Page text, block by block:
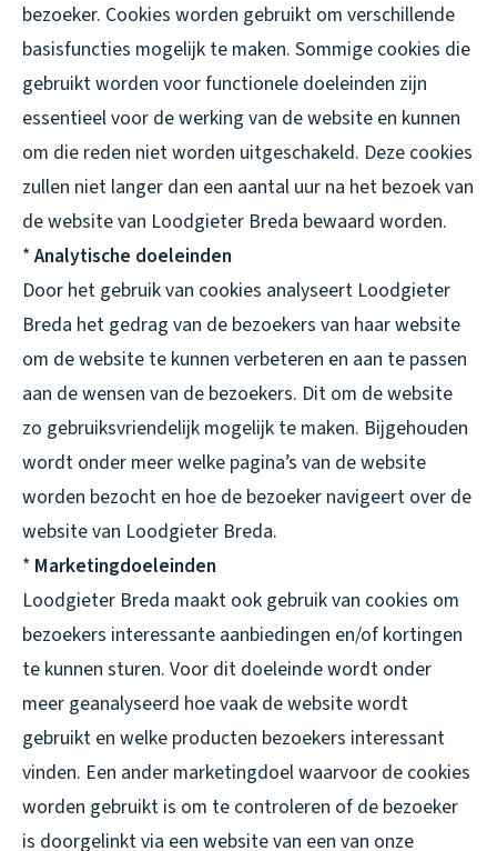
bezoeker. Cookies worden gebruikt om verschillende
basisfuncties mogelijk te maken. Sommige cookies die
gebruikt worden voor functionele doeleinden zijn
essentieel voor de werking van de website en kunnen
om die reden niet worden uitgeschakeld. Deze cookies
zullen niet langer dan een aantal uur na het bezoek van
de website van Loodgieter Breda bewaard worden.
*Analytische doeleinden
Door het gebruik van cookies analyseert Loodgieter
Breda het gedrag van de bezoekers van haar website
om de website te kunnen verbeteren en aan te passen
aan de wensen van de bezoekers. Dit om de website
zo gebruiksvriendelijk mogelijk te maken. Bijgehouden
wordt onder meer welke pagina’s van de website
worden bezocht en hoe de bezoeker navigeert over de
website van Loodgieter Breda.
* Marketingdoeleinden
Loodgieter Breda maakt ook gebruik van cookies om
bezoekers interessante aanbiedingen en/of kortingen
te kunnen sturen. Voor dit doeleinde wordt onder
meer geanalyseerd hoe vaak de website wordt
gebruikt en welke producten bezoekers interessant
vinden. Een ander marketingdoel waarvoor de cookies
worden gebruikt is om te controleren of de bezoeker
is doorgelinkt via een website van een van onze